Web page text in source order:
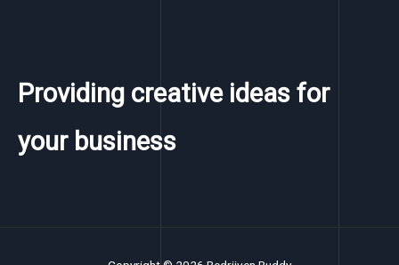
Providing creative ideas for
your business